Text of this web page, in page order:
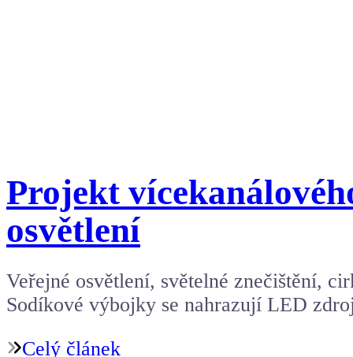
Projekt
osvětlení
Veřejné osvětlení, světelné znečištění,
Sodíkové výbojky se nahrazují LED
Celý článek